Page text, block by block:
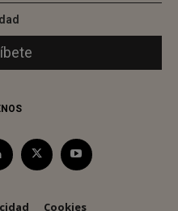
Cookies